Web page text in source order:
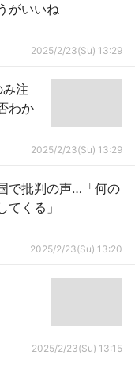
がいいね
2025/2/23(Su) 13:29
み注
わか
2025/2/23(Su) 13:29
で批判の声…「何の
くる」
2025/2/23(Su) 13:20
2025/2/23(Su) 13:15